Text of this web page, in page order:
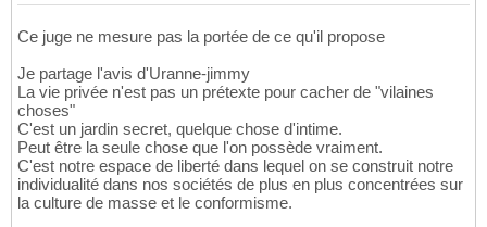
Ce juge ne mesure pas la portée de ce qu'il propose
Je partage l'avis d'Uranne-jimmy
La vie privée n'est pas un prétexte pour cacher de "vilaines
choses"
C'est un jardin secret, quelque chose d'intime.
Peut être la seule chose que l'on possède vraiment.
C'est notre espace de liberté dans lequel on se construit notre
individualité dans nos sociétés de plus en plus concentrées sur
la culture de masse et le conformisme.